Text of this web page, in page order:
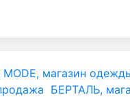
MODE, магазин
БЕРТАЛЬ,